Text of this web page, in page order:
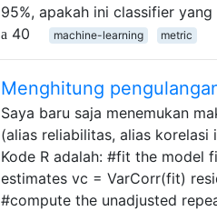
95%, apakah ini classifier
40
machine-learning metric
Menghitung
Saya baru saja menemukan
(alias reliabilitas, alias
Kode R adalah: #fit the model
estimates vc = VarCorr(fit)
#compute the unadjusted